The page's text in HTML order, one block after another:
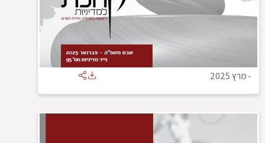
-מרץ 2025